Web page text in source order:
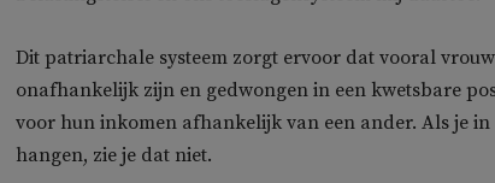
Dit patriarchale systeem zorgt ervoor dat vooral
onafhankelijk zijn en gedwongen in een kwetsbare
voor hun inkomen afhankelijk van een ander. Als je
hangen, zie je dat niet.